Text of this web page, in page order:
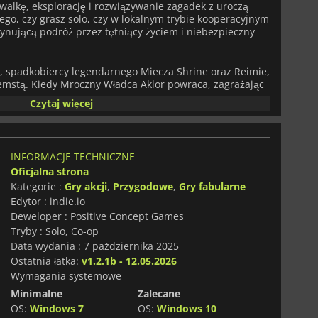
eksplorację i rozwiązywanie zagadek z uroczą
czy grasz solo, czy w lokalnym trybie kooperacyjnym
podróż przez tętniący życiem i niebezpieczny
spadkobiercy legendarnego Miecza Shrine oraz Reimie,
Kiedy Mroczny Władca Aklor powraca, zagrażając
musi odzyskać osiem klejnotów żywiołów, aby
Ich misja poprowadzi graczy przez rozległe światy,
krajobrazy, łącząc głębię narracji z eksploracją i
walkę mieczem w czasie rzeczywistym z magicznymi
się między umiejętnościami walki wręcz Rio a
pokonywać wrogów i rozwiązywać zagadki
i wyczucie czasu są niezbędne do osiągnięcia
obie postacie zdobywają nowe umiejętności i
i zwiększa regrywalność. System magii
głębi, pozwalając graczom wykorzystać moc klejnotów
zagadek i zmieniania losów bitwy.
żywą, 16-bitową oprawą graficzną, która oddaje urok
ścieżka dźwiękowa dostosowuje się do rozwijającej
po napięte starcia. Połączenie grafiki pikselowej i
Czytaj więcej
INFORMACJE TECHNICZNE
Oficjalna strona
Kategorie : Gry akcji, Przygodowe, Gry fabularne
Edytor : indie.io
Deweloper : Positive Concept Games
Tryby : Solo, Co-op
Data wydania : 7 października 2025
Ostatnia łatka: v1.2.1b - 12.05.2026
Wymagania systemowe
Minimalne
OS: Windows 7
Zalecane
OS:Windows 10